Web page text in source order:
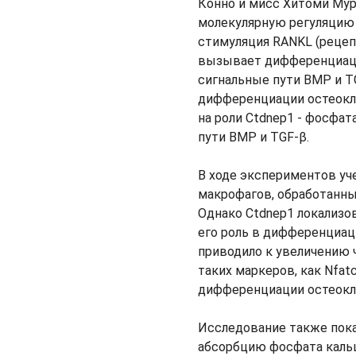
Конно и мисс Хитоми
молекулярную
стимуляция RANKL
вызывает
сигнальные пути BMP и
дифференциации
на роли Ctdnep1 -
пути BMP и TGF-β.
В ходе экспериментов
макрофагов,
Однако Ctdnep1
его роль в
приводило к увеличению
таких маркеров, как
дифференциации
Исследование также
абсорбцию фосфата